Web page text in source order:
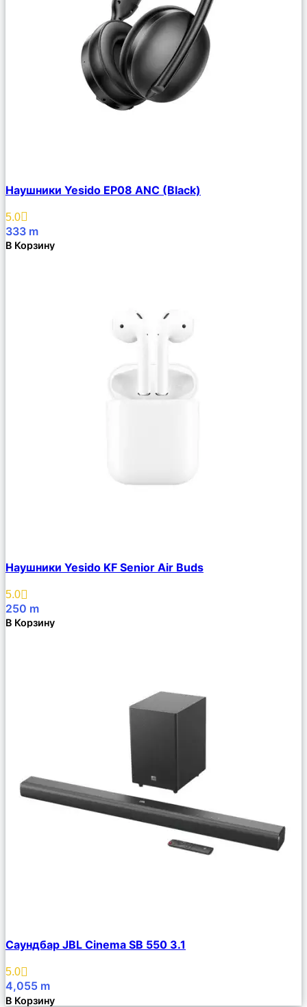
Описание
Избранное
Наушники Yesido EP08 ANC (Black)
5.0
333 m
В Корзину
Описание
Избранное
Наушники Yesido KF Senior Air Buds
5.0
250 m
В Корзину
Описание
Избранное
Саундбар JBL Cinema SB 550 3.1
5.0
4,055 m
В Корзину